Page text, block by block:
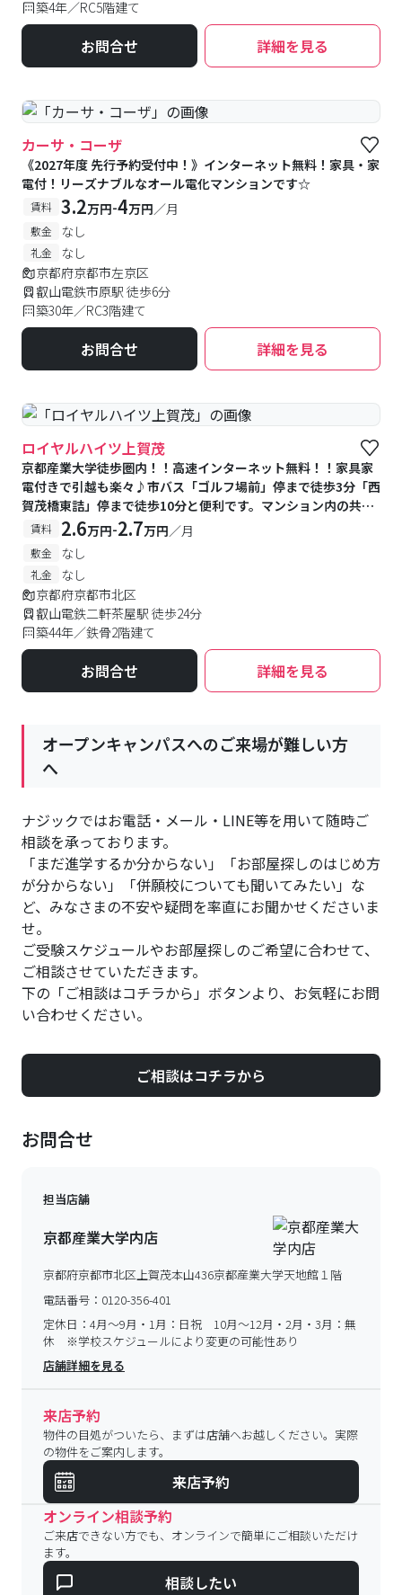
築4年／RC5階建て
お問合せ 詳細を見る
カーサ・コーザ
《2027年度 先行予約受付中！》インターネット無料！家具・家
電付！リーズナブルなオール電化マンションです☆
賃料 3.2万円-4万円／月
敷金 なし
礼金
なし
京都府京都市左京区
叡山電鉄市原駅 徒歩6分
築30年／RC3階建て
お問合せ 詳細を見る
ロイヤルハイツ上賀茂
京都産業大学徒歩圏内！！高速インターネット無料！！家具家
電付きで引越も楽々♪市バス「ゴルフ場前」停まで徒歩3分「西
賀茂橋東詰」停まで徒歩10分と便利です。マンション内の共同
のコインランドリーも利用可能！
賃料 2.6万円-2.7万円／月
敷金 なし
礼金
なし
京都府京都市北区
叡山電鉄二軒茶屋駅 徒歩24分
築44年／鉄骨2階建て
お問合せ 詳細を見る
オープンキャンパスへのご来場が難しい方
へ
ナジックではお電話・メール・LINE等を用いて随時ご
相談を承っております。
「まだ進学するか分からない」「お部屋探しのはじめ方
が分からない」「併願校についても聞いてみたい」な
ど、みなさまの不安や疑問を率直にお聞かせくださいま
せ。
ご受験スケジュールやお部屋探しのご希望に合わせて、
ご相談させていただきます。
下の「ご相談はコチラから」ボタンより、お気軽にお問
い合わせください。
ご相談はコチラから
お問合せ
担当店舗
京都産業大学内店
京都府京都市北区上賀茂本山436京都産業大学天地館１階
電話番号： 0120-356-401
定休日： 4月～9月・1月：日祝 10月～12月・2月・3月：無
休 ※学校スケジュールにより変更の可能性あり
店舗詳細を見る
来店予約
物件の目処がついたら、まずは店舗へお越しください。実際
の物件をご案内します。
来店予約
オンライン相談予約
ご来店できない方でも、オンラインで簡単にご相談いただけ
ます。
相談したい